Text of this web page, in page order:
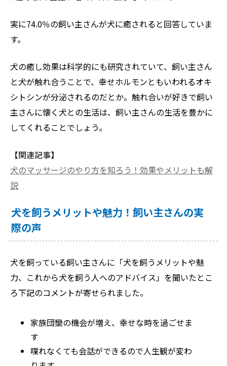
実に74.0％の飼い主さんが犬に癒されると回答していま
す。
犬の癒し効果は科学的にも研究されていて、飼い主さん
と犬が触れ合うことで、幸せホルモンともいわれるオキ
シトシンが分泌されるのだとか。触れ合いが好きで飼い
主さんに懐く犬との生活は、飼い主さんの生活を豊かに
してくれることでしょう。
【関連記事】
犬のマッサージのやり方を知ろう！効果やメリットも解
説
犬を飼うメリットや魅力！飼い主さんの実
際の声
犬を飼っている飼い主さんに「犬を飼うメリットや魅
力、これから犬を飼う人へのアドバイス」を聞いたとこ
ろ下記のコメントが寄せられました。
家族団欒の機会が増え、幸せな時を過ごせま
す
喋れなくても会話ができるので人生観が変わ